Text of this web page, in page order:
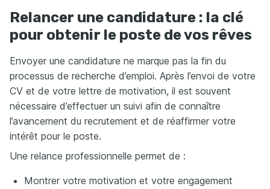
Relancer une candidature : la clé
pour obtenir le poste de vos rêves
Envoyer une candidature ne marque pas la fin du
processus de recherche d’emploi. Après l’envoi de votre
CV et de votre lettre de motivation, il est souvent
nécessaire d’effectuer un suivi afin de connaître
l’avancement du recrutement et de réaffirmer votre
intérêt pour le poste.
Une relance professionnelle permet de :
Montrer votre motivation et votre engagement